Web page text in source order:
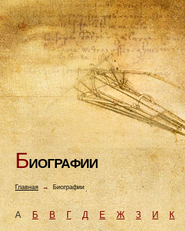
БИОГРАФИИ
Главная→ Биографии
АБ В Г Д Е Ж З И К